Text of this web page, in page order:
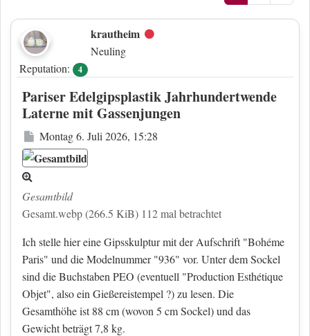
krautheim Offline
Neuling
Reputation:
4
Pariser Edelgipsplastik Jahrhundertwende
Laterne mit Gassenjungen
Beitrag
Montag 6. Juli 2026, 15:28
Gesamtbild
Gesamt.webp (266.5 KiB) 112 mal betrachtet
Ich stelle hier eine Gipsskulptur mit der Aufschrift "Bohéme
Paris" und die Modelnummer "936" vor. Unter dem Sockel
sind die Buchstaben PEO (eventuell "Production Esthétique
Objet", also ein Gießereistempel ?) zu lesen. Die
Gesamthöhe ist 88 cm (wovon 5 cm Sockel) und das
Gewicht beträgt 7,8 kg.